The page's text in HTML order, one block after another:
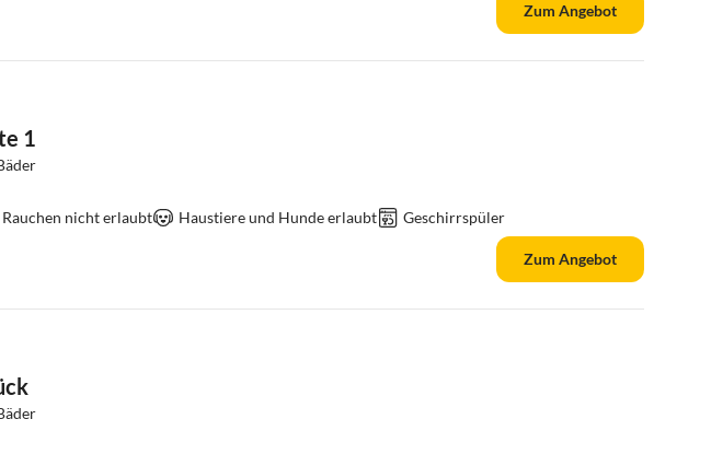
Zum Angebot
1
Rauchen nicht erlaubt Haustiere und Hunde erlaubt Geschirrspüler
Zum Angebot